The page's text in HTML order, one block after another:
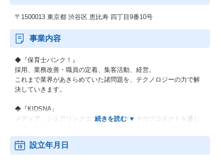
〒1500013 東京都 渋谷区 恵比寿 四丁目9番10号
事業内容
◆『保育士バンク！』
採用、業務改善・職員の定着、集客活動、経営。
これまで業界があきらめていた諸問題を、テクノロジーの力で解
決していきます。
◆『KIDSNA』
メディア、シェアリングエコノミー、サーチのプロダクトを通じ
のにするサービスです。
設立年月日